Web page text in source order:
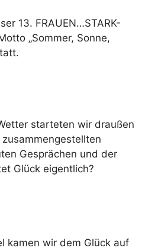
13. FRAUEN…STARK-
„Sommer, Sonne,
starteten wir draußen
Gesprächen und der
Glück eigentlich?
kamen wir dem Glück auf